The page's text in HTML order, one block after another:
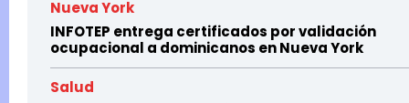
Nueva York
INFOTEP entrega certificados por validación
ocupacional a dominicanos en Nueva York
Salud